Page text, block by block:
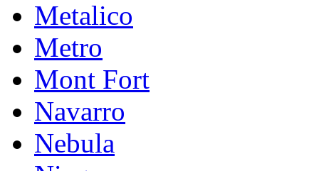
Metalico
Metro
Mont Fort
Navarro
Nebula